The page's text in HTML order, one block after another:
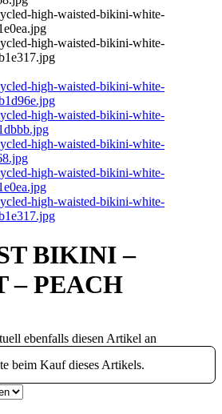
BIKINI –
– PEACH
ebenfalls diesen Artikel an
beim Kauf dieses Artikels.